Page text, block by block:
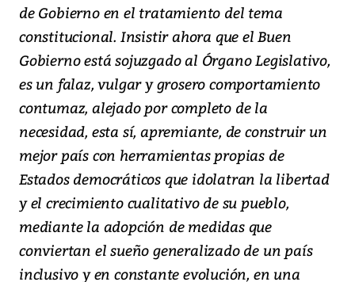
de Gobierno en el tratamiento del tema
constitucional. Insistir ahora que el Buen
Gobierno está sojuzgado al Órgano Legislativo,
es un falaz, vulgar y grosero comportamiento
contumaz, alejado por completo de la
necesidad, esta sí, apremiante, de construir un
mejor país con herramientas propias de
Estados democráticos que idolatran la libertad
y el crecimiento cualitativo de su pueblo,
mediante la adopción de medidas que
conviertan el sueño generalizado de un país
inclusivo y en constante evolución, en una